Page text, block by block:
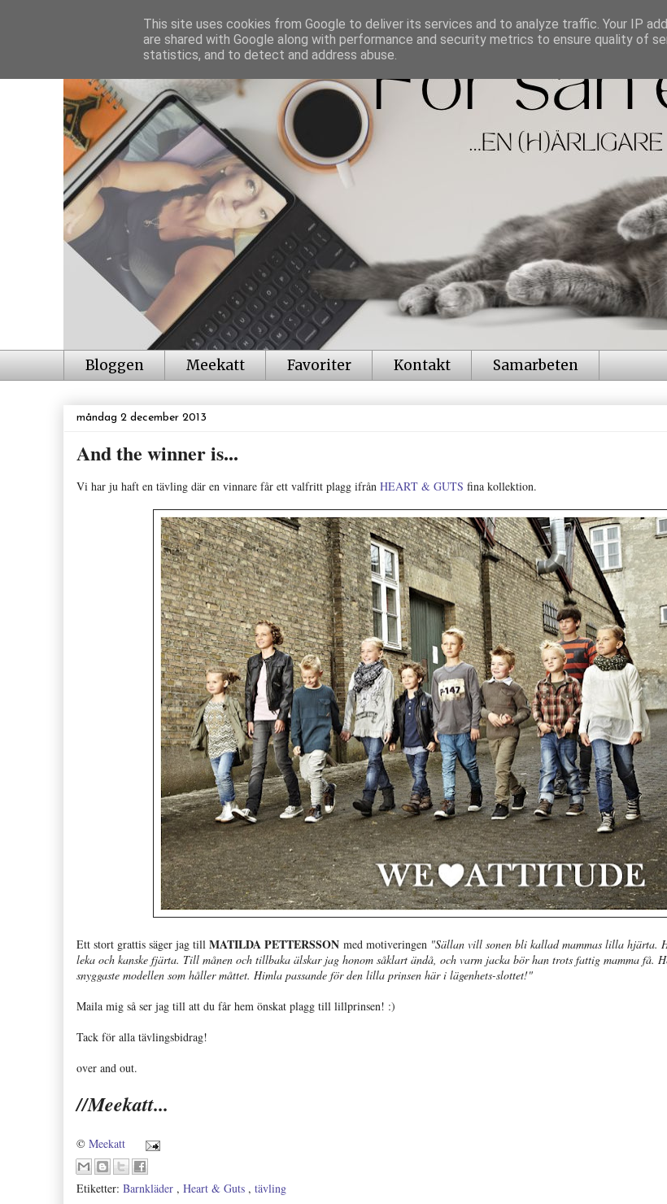
Bloggen Meekatt Favoriter Kontakt Samarbeten
måndag 2 december 2013
And the winner is...
Vi har ju haft en tävling där en vinnare får ett valfritt plagg ifrån HEART & GUTS fina kollektion.
Ett stort grattis säger jag till MATILDA PETTERSSON med motiveringen "Sällan vill sonen bli kallad mammas lilla hjärta.
leka och kanske fjärta. Till månen och tillbaka älskar jag honom såklart ändå, och varm jacka bör han trots fattig mamma få.
snyggaste modellen som håller måttet. Himla passande för den lilla prinsen här i lägenhets-slottet!"
Maila mig så ser jag till att du får hem önskat plagg till lillprinsen! :)
Tack för alla tävlingsbidrag!
over and out.
//Meekatt...
© Meekatt
Etiketter: Barnkläder , Heart & Guts , tävling
This site uses cookies from Google to deliver its services and to analyze traffic. Your IP
are shared with Google along with performance and security metrics to ensure quality of
statistics, and to detect and address abuse.